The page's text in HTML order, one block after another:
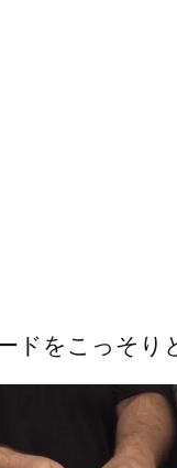
をこっそり